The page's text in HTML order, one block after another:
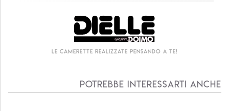
Le camerette realizzate pensando a te!
Potrebbe interessarti anche